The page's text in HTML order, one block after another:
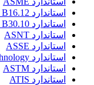
استاندارد ASME B16.12
استاندارد ASME B30.10
استاندارد ASNT
استاندارد ASSE
استاندارد Association for Iron Steel Technology
استاندارد ASTM
استاندارد ATIS